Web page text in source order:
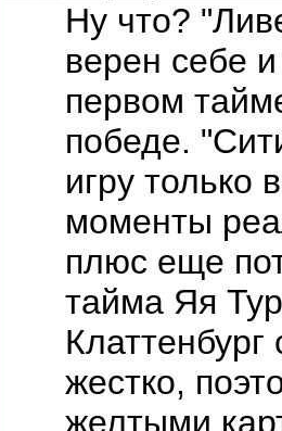
Ну что?
верен себе
первом
победе.
игру только
моменты
плюс еще
тайма Яя
жестко,
желтыми